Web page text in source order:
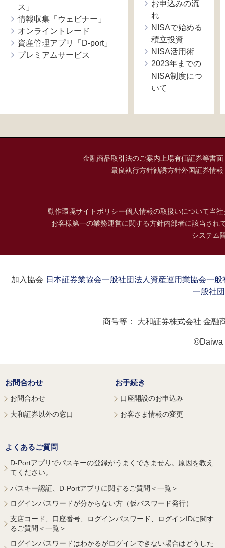
ス」
情報収集「ウェビナー」
オンライントレード
資産管理アプリ「D-port」
プレミアムサービス
お申込みの流
れ
NISAで始める
積立投資
NISA活用術
2023年までの
NISA制度につ
いて
金融商品取引法のご案内 上場有価証券等書
最良執行方針勧誘方針外国証券情
動作環境サイトポリシー個人情報の取扱いについて当
お客様第一の業務運営に関する方針内部者に該当され
システム
加入協会：日本証券業協会一般社団法人資産運用業協会一般
一般社
商号等： 大和証券株式会社 金融
©Daiwa
お問合わせ
お問合わせ
大和証券以外の窓口
お手続き
口座開設のお申込み
お客さま情報の変更
よくあるご質問
D-Portアプリでパスキーの登録がうまくできません。原因を教え
てください。
パスキー認証、D-Portアプリに関するご質問＜一覧＞
ログインパスワードが分からない方（仮パスワード発行）
支店コード、口座番号、ログインパスワード、ログインIDに関す
るご質問＜一覧＞
ログインパスワードはわかるがログインできない場合はどうした